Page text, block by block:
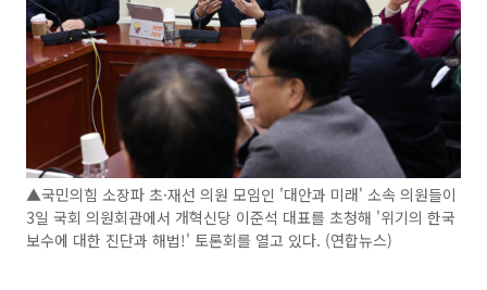
▲국민의힘 소장파 초·재선 의원 모임인 '대안과 미래' 소속 의원들이
3일 국회 의원회관에서 개혁신당 이준석 대표를 초청해 '위기의 한국
보수에 대한 진단과 해법!' 토론회를 열고 있다. (연합뉴스)